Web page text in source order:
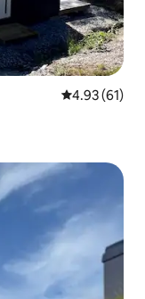
レビュー61
4.93 (61)